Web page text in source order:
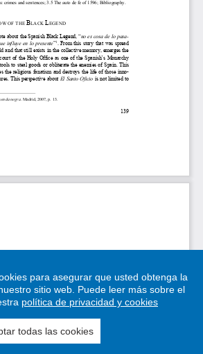
para asegurar que usted obtenga la
sitio web. Puede leer más sobre el
política de privacidad y cookies
todas las cookies